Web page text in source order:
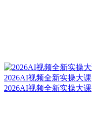
2026AI视频全新实操大课
2026AI视频全新实操大课